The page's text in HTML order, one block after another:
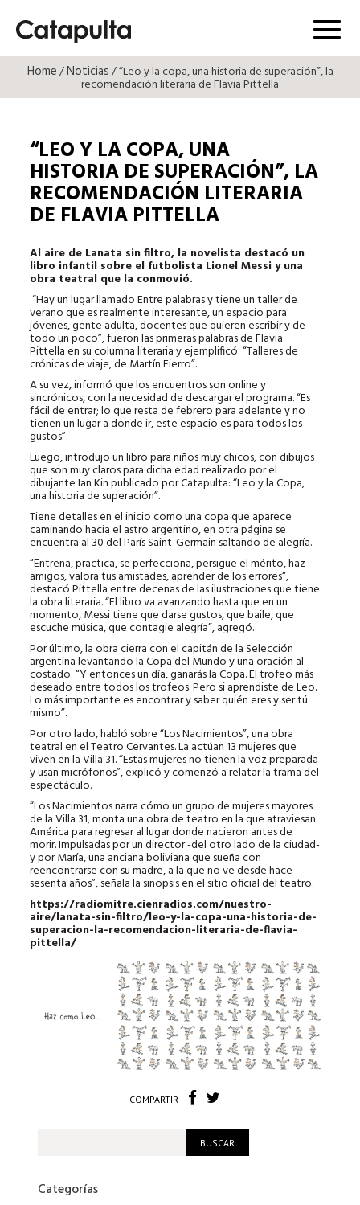
Menú
Home/Noticias/ “Leo y la copa, una historia de superación”, la
recomendación literaria de Flavia Pittella
“LEO Y LA COPA, UNA
HISTORIA DE SUPERACIÓN”, LA
RECOMENDACIÓN LITERARIA
DE FLAVIA PITTELLA
Al aire de Lanata sin filtro, la novelista destacó un
libro infantil sobre el futbolista Lionel Messi y una
obra teatral que la conmovió.
“Hay un lugar llamado Entre palabras y tiene un taller de
verano que es realmente interesante, un espacio para
jóvenes, gente adulta, docentes que quieren escribir y de
todo un poco”, fueron las primeras palabras de Flavia
Pittella en su columna literaria y ejemplificó: “Talleres de
crónicas de viaje, de Martín Fierro”.
A su vez, informó que los encuentros son online y
sincrónicos, con la necesidad de descargar el programa. “Es
fácil de entrar; lo que resta de febrero para adelante y no
tienen un lugar a donde ir, este espacio es para todos los
gustos”.
Luego, introdujo un libro para niños muy chicos, con dibujos
que son muy claros para dicha edad realizado por el
dibujante Ian Kin publicado por Catapulta: “Leo y la Copa,
una historia de superación”.
Tiene detalles en el inicio como una copa que aparece
caminando hacia el astro argentino, en otra página se
encuentra al 30 del París Saint-Germain saltando de alegría.
“Entrena, practica, se perfecciona, persigue el mérito, haz
amigos, valora tus amistades, aprender de los errores“,
destacó Pittella entre decenas de las ilustraciones que tiene
la obra literaria. “El libro va avanzando hasta que en un
momento, Messi tiene que darse gustos, que baile, que
escuche música, que contagie alegría”, agregó.
Por último, la obra cierra con el capitán de la Selección
argentina levantando la Copa del Mundo y una oración al
costado: “Y entonces un día, ganarás la Copa. El trofeo más
deseado entre todos los trofeos. Pero si aprendiste de Leo.
Lo más importante es encontrar y saber quién eres y ser tú
mismo”.
Por otro lado, habló sobre “Los Nacimientos”, una obra
teatral en el Teatro Cervantes. La actúan 13 mujeres que
viven en la Villa 31. “Estas mujeres no tienen la voz preparada
y usan micrófonos”, explicó y comenzó a relatar la trama del
espectáculo.
“Los Nacimientos narra cómo un grupo de mujeres mayores
de la Villa 31, monta una obra de teatro en la que atraviesan
América para regresar al lugar donde nacieron antes de
morir. Impulsadas por un director -del otro lado de la ciudad-
y por María, una anciana boliviana que sueña con
reencontrarse con su madre, a la que no ve desde hace
sesenta años”, señala la sinopsis en el sitio oficial del teatro.
https://radiomitre.cienradios.com/nuestro-
aire/lanata-sin-filtro/leo-y-la-copa-una-historia-de-
superacion-la-recomendacion-literaria-de-flavia-
pittella/
COMPARTIR
Categorías